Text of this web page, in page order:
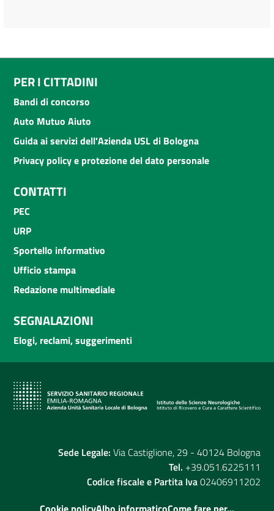
PER I CITTADINI
Bandi di concorso
Auto Mutuo Aiuto
Guida ai servizi dell'Azienda USL di Bologna
Privacy policy e protezione del dato personale
CONTATTI
PEC
URP
Sportello informativo
Ufficio stampa
Redazione multimediale
SEGNALAZIONI
Elogi, reclami, suggerimenti
Sede Legale: Via Castiglione, 29 - 40124 Bologna
Tel. +39.051.6225111
Codice fiscale e Partita Iva02406911202